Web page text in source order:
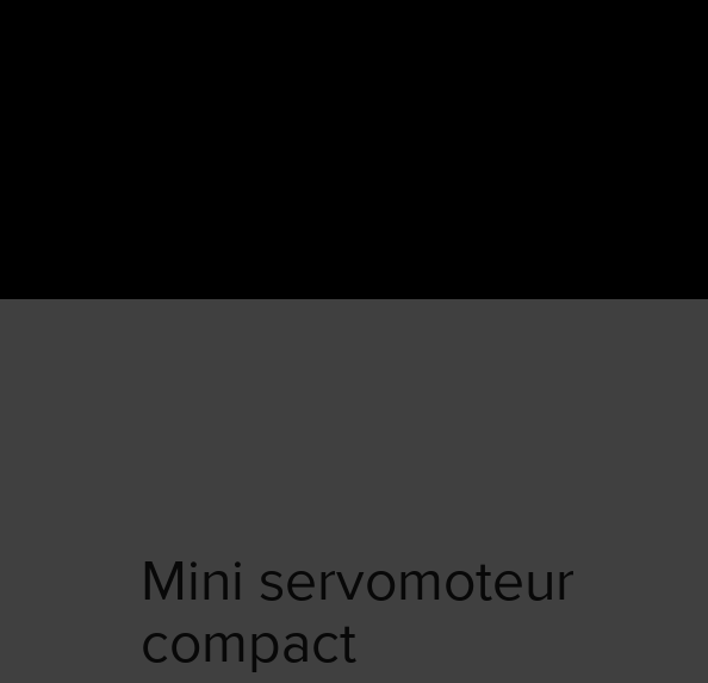
Mini servomoteur
compact